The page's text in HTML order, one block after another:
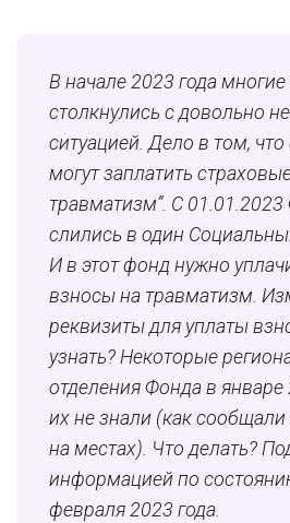
В начале 2023 года многие
столкнулись с довольно
ситуацией. Дело в том, что
могут заплатить
травматизм”. С
слились в один
И в этот фонд нужно
взносы на травматизм.
реквизиты для уплаты
узнать? Некоторые
отделения Фонда в январе
их не знали (как
на местах). Что делать?
информацией по
февраля 2023 года.